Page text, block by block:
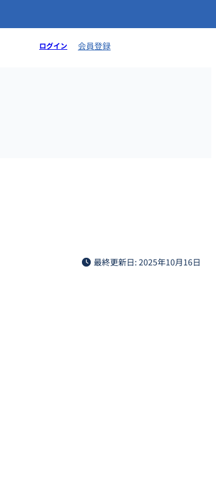
ログイン 会員登録
最終更新日: 2025年10月16日